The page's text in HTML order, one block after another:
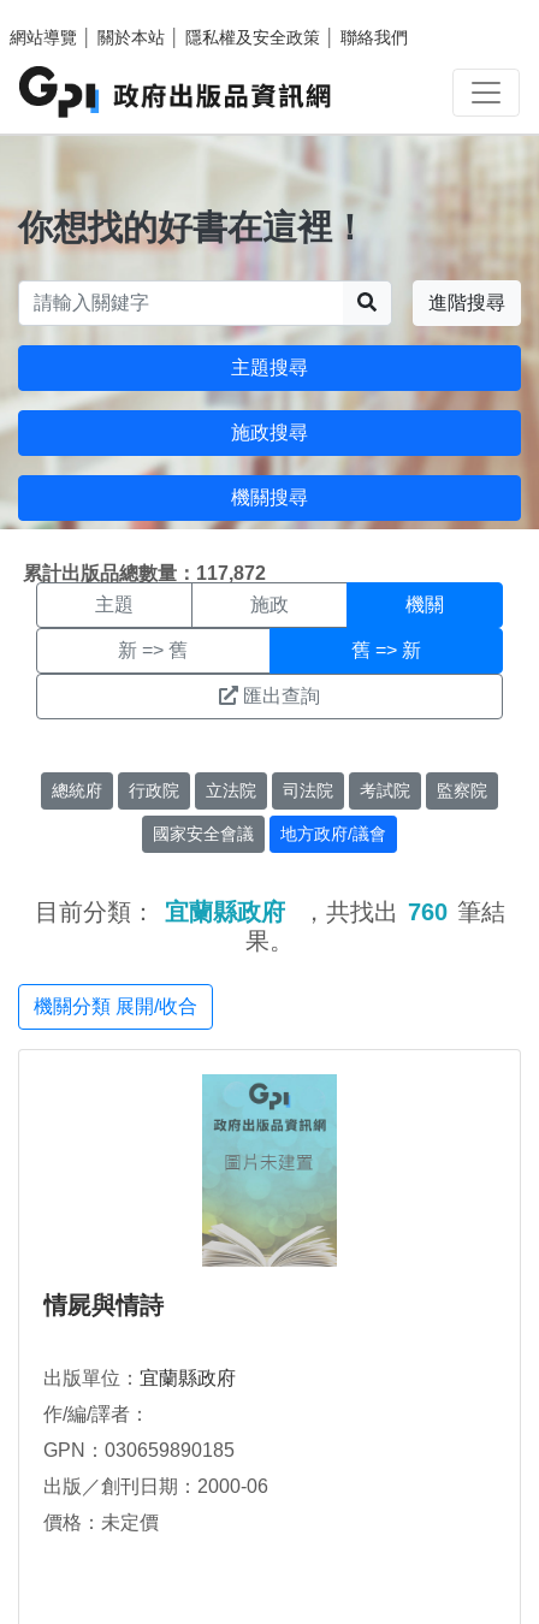
網站導覽
關於本站 隱私權及安全政策 聯絡我們
你想找的好書在這裡！
進階搜尋
主題搜尋
施政搜尋
機關搜尋
累計出版品總數量：117,872
機關搜尋結果頁面
主題 施政 機關
新 => 舊 舊 => 新
匯出查詢
總統府 行政院 立法院 司法院 考試院 監察院
國家安全會議 地方政府/議會
目前分類： 宜蘭縣政府 ，共找出 760 筆結
果。
機關分類 展開/收合
情屍與情詩
出版單位： 宜蘭縣政府
作/編/譯者：
GPN：030659890185
出版／創刊日期：2000-06
價格：未定價